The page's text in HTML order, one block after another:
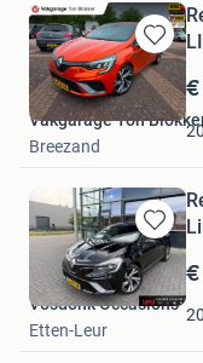
Bewaren
in
Mijn
Vakgarage Ton
Breezand
Bewaren
in
Mijn
Vosdonk Occasions
Etten-Leur